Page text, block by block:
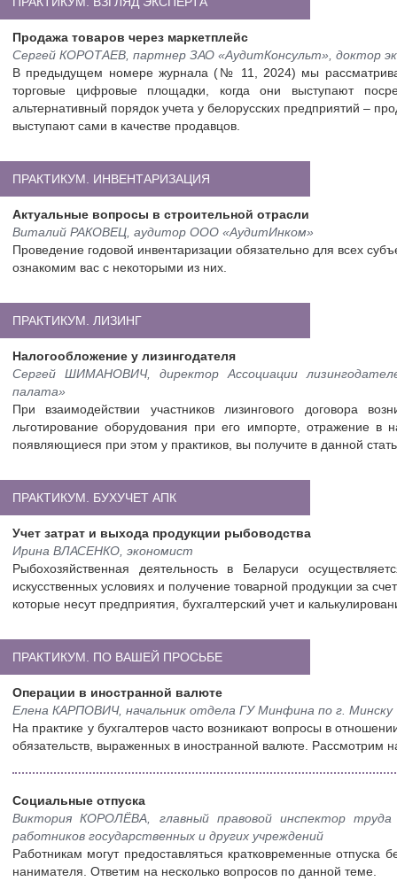
Продажа товаров через маркетплейс
Сергей КОРОТАЕВ, партнер ЗАО «АудитКонсульт», доктор
В предыдущем номере журнала (№ 11, 2024) мы
торговые цифровые площадки, когда они выступают
альтернативный порядок учета у белорусских предприятий –
выступают сами в качестве продавцов.
ПРАКТИКУМ. ИНВЕНТАРИЗАЦИЯ
Актуальные вопросы в строительной отрасли
Виталий РАКОВЕЦ, аудитор ООО «АудитИнком»
Проведение годовой инвентаризации обязательно для всех
ознакомим вас с некоторыми из них.
ПРАКТИКУМ. ЛИЗИНГ
Налогообложение у лизингодателя
Сергей ШИМАНОВИЧ, директор Ассоциации
палата»
При взаимодействии участников лизингового договора
льготирование оборудования при его импорте, отражение в
появляющиеся при этом у практиков, вы получите в данной
ПРАКТИКУМ. БУХУЧЕТ АПК
Учет затрат и выхода продукции рыбоводства
Ирина ВЛАСЕНКО, экономист
Рыбохозяйственная деятельность в Беларуси
искусственных условиях и получение товарной продукции за
которые несут предприятия, бухгалтерский учет и
ПРАКТИКУМ. ПО ВАШЕЙ ПРОСЬБЕ
Операции в иностранной валюте
Елена КАРПОВИЧ, начальник отдела ГУ Минфина по г. Минску
На практике у бухгалтеров часто возникают вопросы в
обязательств, выраженных в иностранной валюте. Рассмотрим
Социальные отпуска
Виктория КОРОЛЁВА, главный правовой инспектор труда
работников государственных и других учреждений
Работникам могут предоставляться кратковременные
нанимателя. Ответим на несколько вопросов по данной теме.